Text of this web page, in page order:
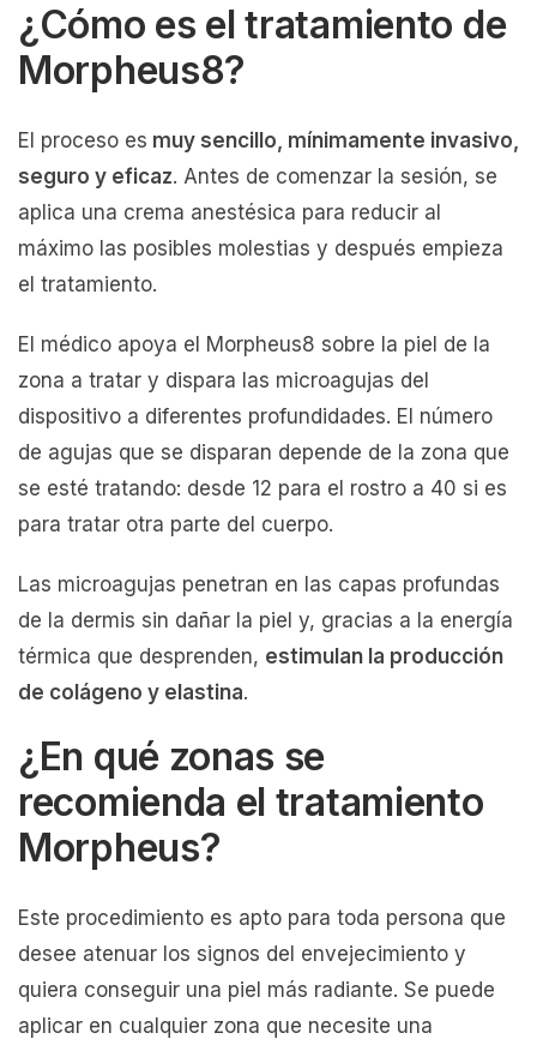
¿Cómo es el tratamiento de
Morpheus8?
El proceso es muy sencillo, mínimamente invasivo,
seguro y eficaz. Antes de comenzar la sesión, se
aplica una crema anestésica para reducir al
máximo las posibles molestias y después empieza
el tratamiento.
El médico apoya el Morpheus8 sobre la piel de la
zona a tratar y dispara las microagujas del
dispositivo a diferentes profundidades. El número
de agujas que se disparan depende de la zona que
se esté tratando: desde 12 para el rostro a 40 si es
para tratar otra parte del cuerpo.
Las microagujas penetran en las capas profundas
de la dermis sin dañar la piel y, gracias a la energía
térmica que desprenden, estimulan la producción
de colágeno y elastina.
¿En qué zonas se
recomienda el tratamiento
Morpheus?
Este procedimiento es apto para toda persona que
desee atenuar los signos del envejecimiento y
quiera conseguir una piel más radiante. Se puede
aplicar en cualquier zona que necesite una